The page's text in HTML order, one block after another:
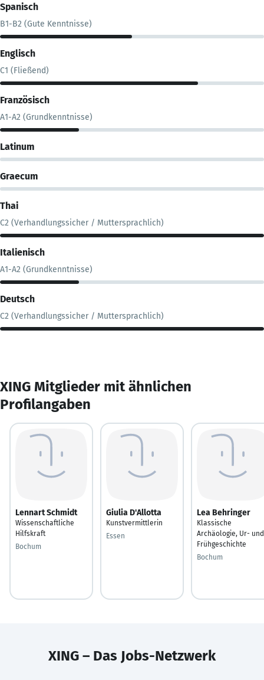
Spanisch
B1-B2 (Gute Kenntnisse)
Englisch
C1 (Fließend)
Französisch
A1-A2 (Grundkenntnisse)
Latinum
Graecum
Thai
C2 (Verhandlungssicher / Muttersprachlich)
Italienisch
A1-A2 (Grundkenntnisse)
Deutsch
C2 (Verhandlungssicher / Muttersprachlich)
XING Mitglieder mit ähnlichen
Profilangaben
Lennart Schmidt
Wissenschaftliche
Hilfskraft
Bochum
Giulia D'Allotta
Kunstvermittlerin
Essen
Lea Behringer
Klassische
Archäologie, Ur- und
Frühgeschichte
Bochum
XING – Das Jobs-Netzwerk